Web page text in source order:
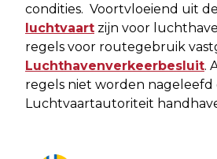
condities. Voortvloeiend uit de
luchtvaart zijn voor
regels voor routegebruik
Luchthavenverkeerbesluit.
regels niet worden nageleefd
Luchtvaartautoriteit